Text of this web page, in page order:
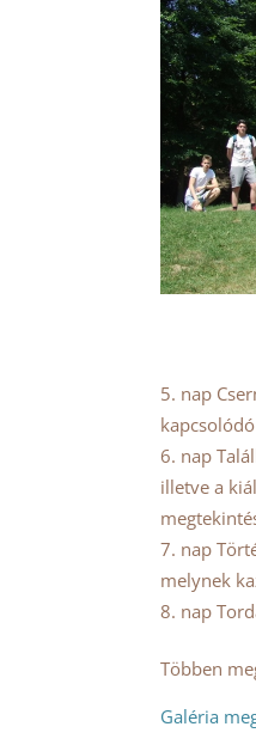
nap
nap
illetve a
nap
melynek
nap
Többen
Galéria